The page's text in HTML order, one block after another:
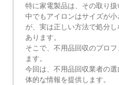
特に家電製品は、その取り扱
中でもアイロンはサイズが
が、実は正しい方法で処分
あります。
そこで、不用品回収のプロ
ます。
今回は、不用品回収業者の
体的な情報を提供します。